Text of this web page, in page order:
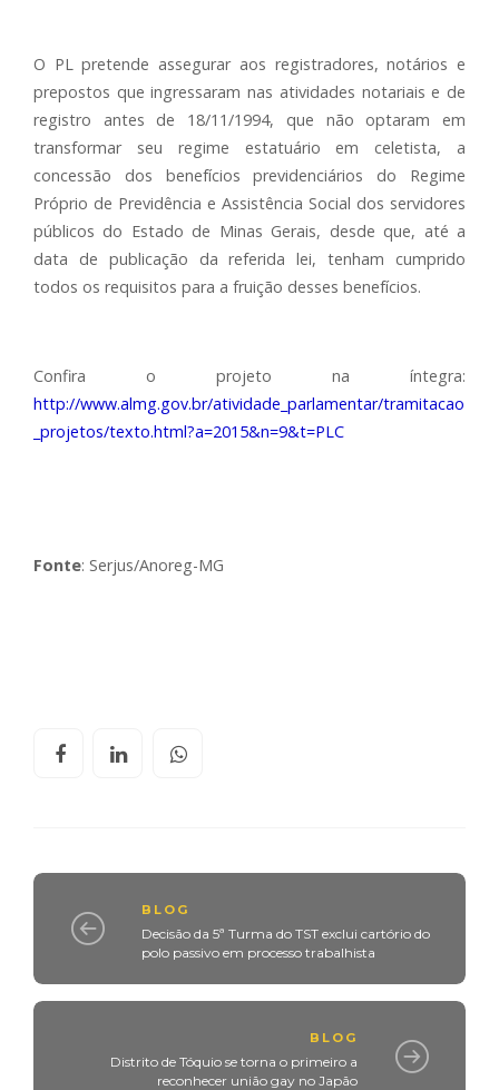
O PL pretende assegurar aos registradores, notários e
prepostos que ingressaram nas atividades notariais e de
registro antes de 18/11/1994, que não optaram em
transformar seu regime estatuário em celetista, a
concessão dos benefícios previdenciários do Regime
Próprio de Previdência e Assistência Social dos servidores
públicos do Estado de Minas Gerais, desde que, até a
data de publicação da referida lei, tenham cumprido
todos os requisitos para a fruição desses benefícios.
Confira o projeto na íntegra:
http://www.almg.gov.br/atividade_parlamentar/tramitacao
_projetos/texto.html?a=2015&n=9&t=PLC
Fonte: Serjus/Anoreg-MG
BLOG
Decisão da 5ª Turma do TST exclui cartório do
polo passivo em processo trabalhista
BLOG
Distrito de Tóquio se torna o primeiro a
reconhecer união gay no Japão